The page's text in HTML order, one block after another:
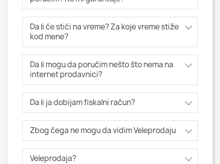
Da li će stići na vreme? Za koje vreme stiže
kod mene?
Da li mogu da poručim nešto što nema na
internet prodavnici?
Da li ja dobijam fiskalni račun?
Zbog čega ne mogu da vidim Veleprodaju
Veleprodaja?